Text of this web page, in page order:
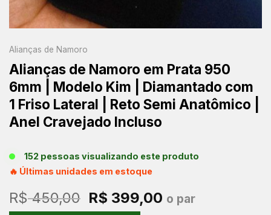
Alianças de Namoro
Alianças de Namoro em Prata 950
6mm | Modelo Kim | Diamantado com
1 Friso Lateral | Reto Semi Anatômico |
Anel Cravejado Incluso
152 pessoas visualizando este produto
🔥 Últimas unidades em estoque
R$450,00 O
R$ 399,00 O
o par